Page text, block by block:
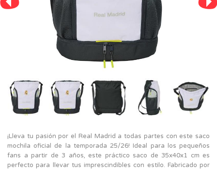
¡Lleva tu pasión por el Real Madrid a todas partes con este saco
mochila oficial de la temporada 25/26! Ideal para los pequeños
fans a partir de 3 años, este práctico saco de 35x40x1 cm es
perfecto para llevar tus imprescindibles con estilo. Fabricado por